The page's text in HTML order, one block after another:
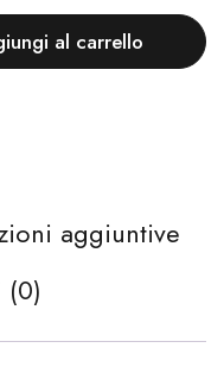
al carrello
aggiuntive
(0)